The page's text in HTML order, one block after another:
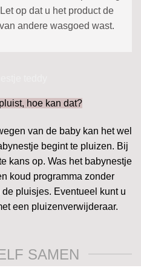
op dat u het product de
andere wasgoed wast.
hoe kan dat?
van de baby kan het wel
begint te pluizen. Bij
kans op. Was het babynestje
koud programma zonder
pluisjes. Eventueel kunt u
een pluizenverwijderaar.
SAMEN